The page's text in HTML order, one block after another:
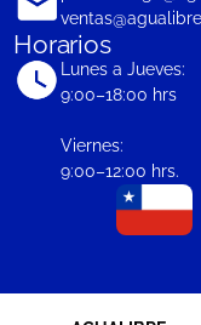
Horarios
Lunes a Jueves:
9:00–18:00 hrs
Viernes:
9:00–12:00 hrs.